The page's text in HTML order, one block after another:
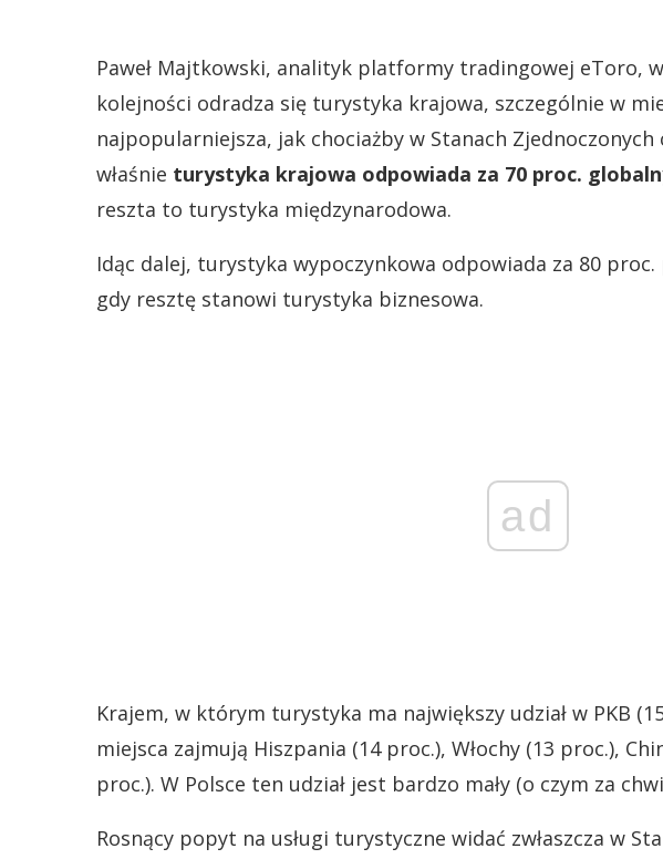
Paweł Majtkowski, analityk platformy tradingowej eToro,
kolejności odradza się turystyka krajowa, szczególnie w
najpopularniejsza, jak chociażby w Stanach Zjednoczonych
właśnie turystyka krajowa odpowiada za 70 proc.
reszta to turystyka międzynarodowa.
Idąc dalej, turystyka wypoczynkowa odpowiada za 80
gdy resztę stanowi turystyka biznesowa.
ad
Krajem, w którym turystyka ma największy udział w PKB
miejsca zajmują Hiszpania (14 proc.), Włochy (13 proc.),
proc.). W Polsce ten udział jest bardzo mały (o czym za
Rosnący popyt na usługi turystyczne widać zwłaszcza w